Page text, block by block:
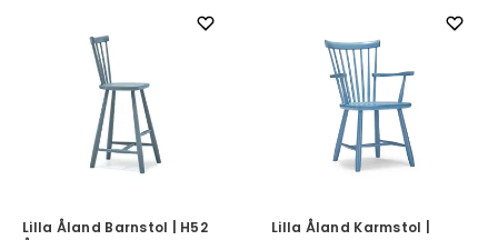
Lilla Åland Barnstol | H52
Lilla Åland Karmstol |